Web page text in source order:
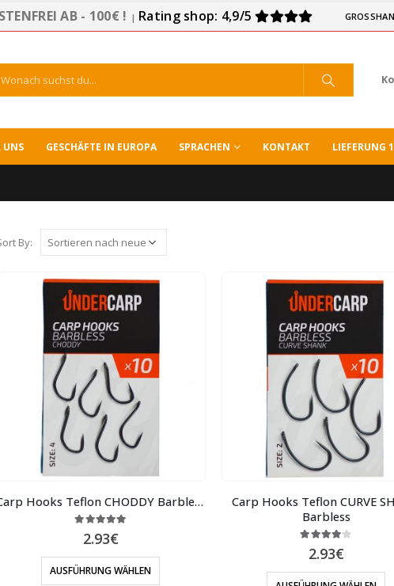
AB - 100€ ! | Rating shop: 4,9/5
UNS GESCHÄFTE IN EUROPA SPRACHEN KONTAKT LIEFERUNG
By:
Carp Hooks Teflon CHODDY Barbless
5.00 out of 5
2.93€
AUSFÜHRUNG WÄHLEN
Carp Hooks Teflon CURVE
Barbless
4.00 out of 5
2.93€